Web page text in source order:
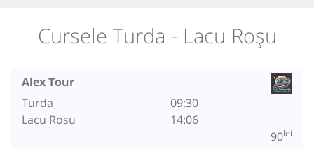
Cursele Turda - Lacu Roșu
Alex Tour
Turda
Lacu Rosu
09:30
14:06
90lei